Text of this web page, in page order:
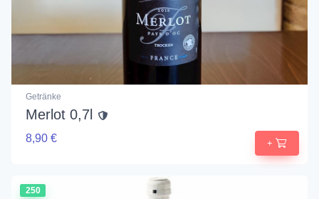
Getränke
Merlot 0,7l
8,90 € +
250